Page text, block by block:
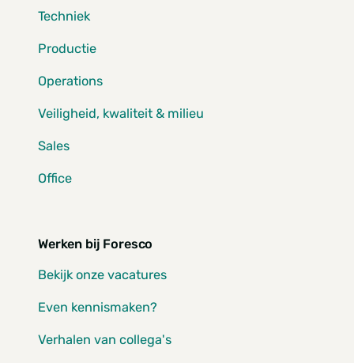
Techniek
Productie
Operations
Veiligheid, kwaliteit & milieu
Sales
Office
Werken bij Foresco
Bekijk onze vacatures
Even kennismaken?
Verhalen van collega's